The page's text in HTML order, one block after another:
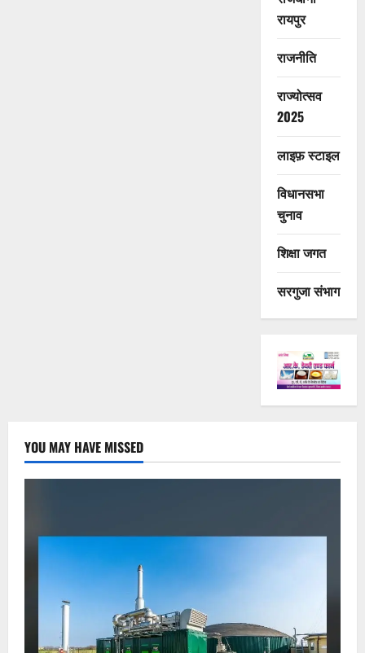
रायपुर
राजनीति
राज्योत्सव
2025
लाइफ़ स्टाइल
विधानसभा
चुनाव
शिक्षा जगत
सरगुजा संभाग
YOU MAY HAVE MISSED